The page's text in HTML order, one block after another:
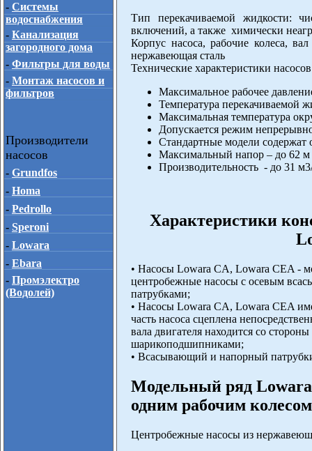
- Системы
водоснабжения
- Канализация
загородного дома
- Фильтры для воды
- Монтаж насосов и
фильтров
Производители
насосов
- Grundfos
- Homa
- Pedrollo
- Speroni
- Lowara
- Ebara
- Промэлектро
(Водолей)
Тип перекачиваемой жидкости:
включений, а также химически
Корпус насоса, рабочие колеса,
нержавеющая сталь
Технические характеристики
Максимальное рабочее
Температура перекачиваемой
Максимальная температура
Допускается режим
Стандартные модели содержат
Максимальный напор – до 62 м
Производительность - до 31
Характеристики
• Насосы Lowara CA, Lowara CEA -
центробежные насосы с осевым
патрубками;
• Насосы Lowara CA, Lowara CEA
часть насоса сцеплена
вала двигателя находится со
шарикоподшипниками;
• Всасывающий и напорный
Модельный ряд
одним рабочим
Центробежные насосы из